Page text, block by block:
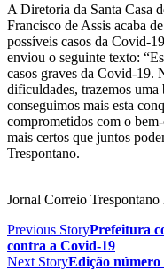
A Diretoria da Santa Casa
Francisco de Assis acaba
possíveis casos da Covid-
enviou o seguinte texto:
casos graves da Covid-19.
dificuldades, trazemos
conseguimos mais esta
comprometidos com o
mais certos que juntos
Trespontano.
Jornal Correio
Previous StoryPrefeitura
contra a Covid-19
Next StoryEdição número